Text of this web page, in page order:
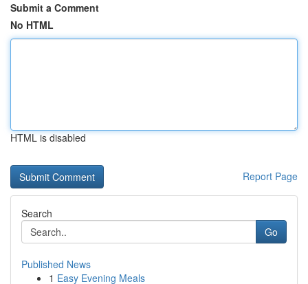
Submit a Comment
No HTML
HTML is disabled
Report Page
Search
Go
Published News
1 Easy Evening Meals